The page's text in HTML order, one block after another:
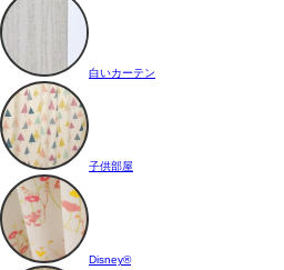
白いカーテン
子供部屋
Disney®